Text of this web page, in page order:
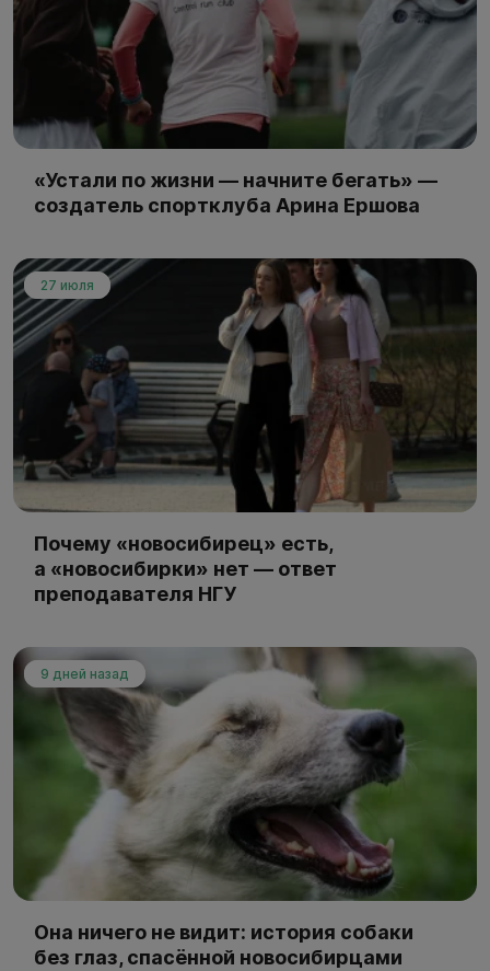
«Устали по жизни — начните бегать» —
создатель спортклуба Арина Ершова
27 июля
Почему «новосибирец» есть,
а «новосибирки» нет — ответ
преподавателя НГУ
9 дней назад
Она ничего не видит: история собаки
без глаз, спасённой новосибирцами